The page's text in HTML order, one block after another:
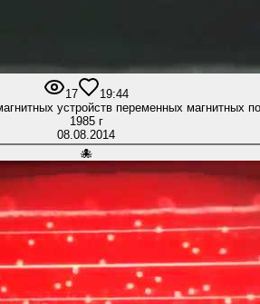
17 19:44
устройств переменных магнитных
1985 г
08.08.2014
🐙